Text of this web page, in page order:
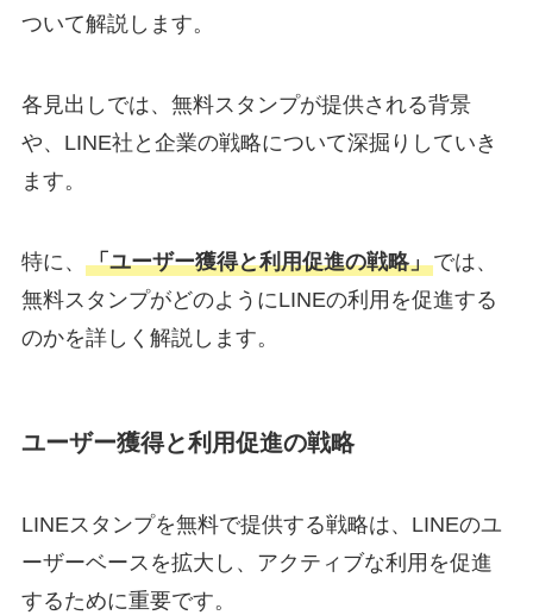
ついて解説します。
各見出しでは、無料スタンプが提供される背景
や、LINE社と企業の戦略について深掘りしていき
ます。
特に、 「ユーザー獲得と利用促進の戦略」では、
無料スタンプがどのようにLINEの利用を促進する
のかを詳しく解説します。
ユーザー獲得と利用促進の戦略
LINEスタンプを無料で提供する戦略は、LINEのユ
ーザーベースを拡大し、アクティブな利用を促進
するために重要です。